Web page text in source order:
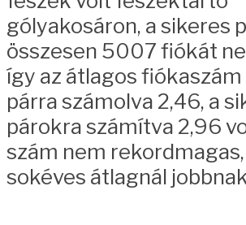
gólyakosáron, a sikeres
összesen 5007 fiókát
így az átlagos fiókaszám
párra számolva 2,46, a
párokra számítva 2,96
szám nem rekordmagas,
sokéves átlagnál